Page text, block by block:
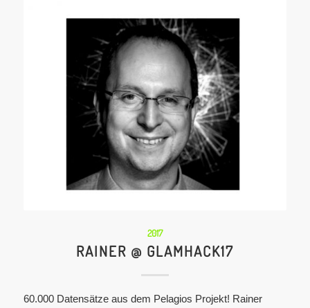
2017
RAINER @ GLAMHACK17
60.000 Datensätze aus dem Pelagios Projekt! Rainer